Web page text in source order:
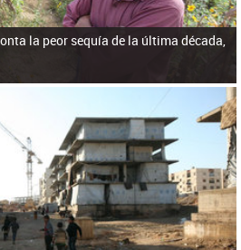
la peor sequía de la última década,